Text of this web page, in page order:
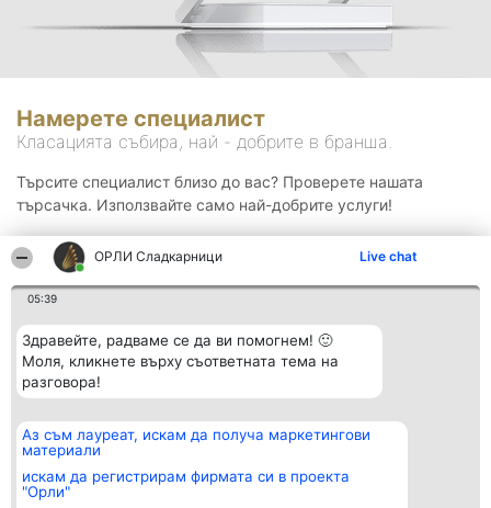
ОРЛИ Сладкарници Live chat
05:39
Здравейте, радваме се да ви помогнем! 🙂
Моля, кликнете върху съответната тема на
разговора!
Аз съм лауреат, искам да получа маркетингови
материали
искам да регистрирам фирмата си в проекта
"Орли"
Намерете специалист
Класацията събира, най - добрите в бранша.
Търсите специалист близо до вас? Проверете нашата
търсачка. Използвайте само най-добрите услуги!
Организатор на
класиране
BulevardulAleea Timișul De
Sus Nr. 2, Bl. A30, Sc. A, Et.
Класация
всички
Контакти